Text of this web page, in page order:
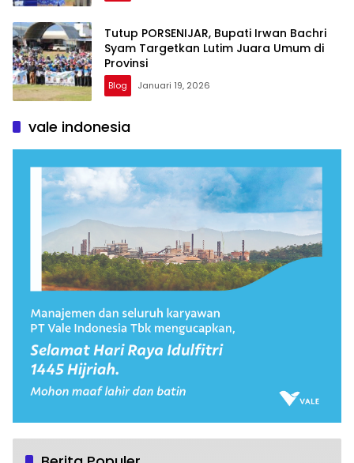
Tutup PORSENIJAR, Bupati Irwan Bachri
Syam Targetkan Lutim Juara Umum di
Provinsi
Blog Januari 19, 2026
vale indonesia